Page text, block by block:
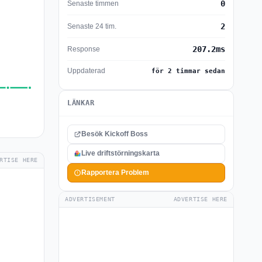
HERE
Senaste timmen 0
Senaste 24 tim. 2
Response 207.2ms
Uppdaterad för 2 timmar sedan
LÄNKAR
Besök Kickoff Boss
Live driftstörningskarta
Rapportera Problem
ADVERTISEMENT ADVERTISE HERE